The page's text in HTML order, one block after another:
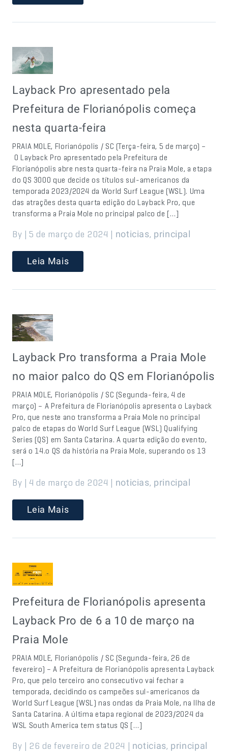
Layback Pro apresentado pela
Prefeitura de Florianópolis começa
nesta quarta-feira
PRAIA MOLE, Florianópolis / SC (Terça-feira, 5 de março) –
O Layback Pro apresentado pela Prefeitura de
Florianópolis abre nesta quarta-feira na Praia Mole, a etapa
do QS 3000 que decide os títulos sul-americanos da
temporada 2023/2024 da World Surf League (WSL). Uma
das atrações desta quarta edição do Layback Pro, que
transforma a Praia Mole no principal palco de […]
By | 5 de março de 2024 | noticias, principal
Leia Mais
Layback Pro transforma a Praia Mole
no maior palco do QS em Florianópolis
PRAIA MOLE, Florianópolis / SC (Segunda-feira, 4 de
março) – A Prefeitura de Florianópolis apresenta o Layback
Pro, que neste ano transforma a Praia Mole no principal
palco de etapas do World Surf League (WSL) Qualifying
Series (QS) em Santa Catarina. A quarta edição do evento,
será o 14.o QS da história na Praia Mole, superando os 13
[…]
By | 4 de março de 2024 | noticias, principal
Leia Mais
Prefeitura de Florianópolis apresenta
Layback Pro de 6 a 10 de março na
Praia Mole
PRAIA MOLE, Florianópolis / SC (Segunda-feira, 26 de
fevereiro) – A Prefeitura de Florianópolis apresenta Layback
Pro, que pelo terceiro ano consecutivo vai fechar a
temporada, decidindo os campeões sul-americanos da
World Surf League (WSL) nas ondas da Praia Mole, na Ilha de
Santa Catarina. A última etapa regional de 2023/2024 da
WSL South America tem status QS […]
By | 26 de fevereiro de 2024 | noticias, principal